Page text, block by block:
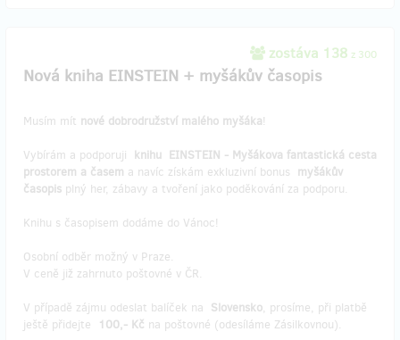
zostáva 138 z 300
Nová kniha EINSTEIN + myšákův časopis
Musím mít nové dobrodružství malého myšáka!
Vybírám a podporuji knihu EINSTEIN - Myšákova fantastická cesta
prostorem a časem a navíc získám exkluzivní bonus myšákův
časopis plný her, zábavy a tvoření jako poděkování za podporu.
Knihu s časopisem dodáme do Vánoc!
Osobní odběr možný v Praze.
V ceně již zahrnuto poštovné v ČR.
V případě zájmu odeslat balíček na Slovensko, prosíme, při platbě
ještě přidejte
100,- Kč na poštovné (odesíláme Zásilkovnou).